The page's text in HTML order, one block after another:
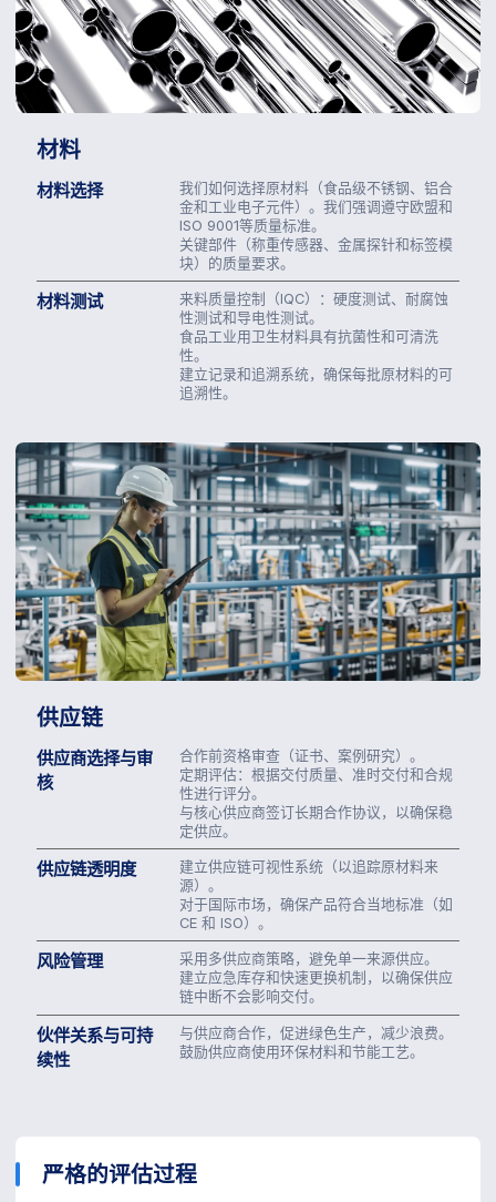
材料
材料选择
我们如何选择原材料（食品级不锈钢、铝合
金和工业电子元件）。我们强调遵守欧盟和
ISO 9001等质量标准。
关键部件（称重传感器、金属探针和标签模
块）的质量要求。
材料测试
来料质量控制（IQC）：硬度测试、耐腐蚀
性测试和导电性测试。
食品工业用卫生材料具有抗菌性和可清洗
性。
建立记录和追溯系统，确保每批原材料的可
追溯性。
供应链
供应商选择与审
核
合作前资格审查（证书、案例研究）。
定期评估：根据交付质量、准时交付和合规
性进行评分。
与核心供应商签订长期合作协议，以确保稳
定供应。
供应链透明度
建立供应链可视性系统（以追踪原材料来
源）。
对于国际市场，确保产品符合当地标准（如
CE 和 ISO）。
风险管理
采用多供应商策略，避免单一来源供应。
建立应急库存和快速更换机制，以确保供应
链中断不会影响交付。
伙伴关系与可持
续性
与供应商合作，促进绿色生产，减少浪费。
鼓励供应商使用环保材料和节能工艺。
严格的评估过程